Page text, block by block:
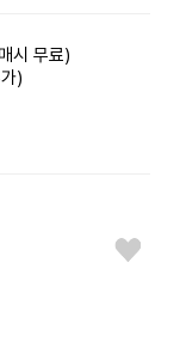
시 무료)
)